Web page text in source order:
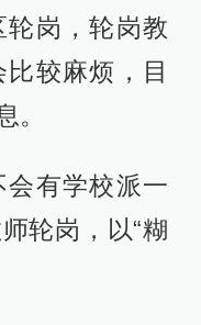
岗，轮岗教
较麻烦，目
。
有学校派一
轮岗，以“糊